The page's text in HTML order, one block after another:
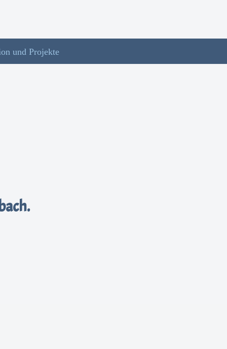
und Projekte